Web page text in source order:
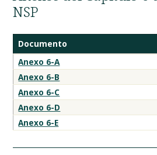
NSP
Anexo
6
del
NSP
Documento
Anexo 6-A
Anexo 6-B
Anexo 6-C
Anexo 6-D
Anexo 6-E